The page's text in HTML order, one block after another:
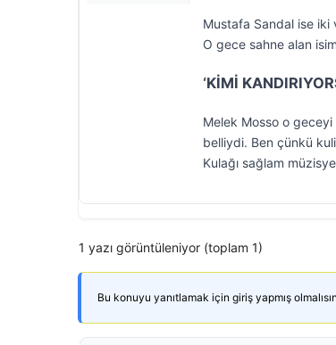
Mustafa Sandal ise iki
O gece sahne alan
‘KİMİ
Melek Mosso o geceyi
belliydi. Ben çünkü
Kulağı sağlam
1 yazı görüntüleniyor (toplam 1)
Bu konuyu yanıtlamak için giriş yapmış